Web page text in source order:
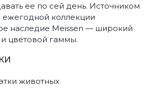
ее по сей день. Источником
ежегодной коллекции
наследие Meissen — широкий
цветовой гаммы.
животных